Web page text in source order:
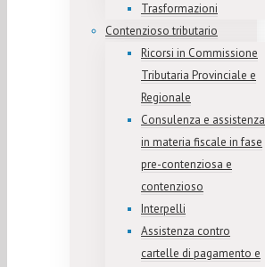
Trasformazioni
Contenzioso tributario
Ricorsi in Commissione
Tributaria Provinciale e
Regionale
Consulenza e assistenza
in materia fiscale in fase
pre-contenziosa e
contenzioso
Interpelli
Assistenza contro
cartelle di pagamento e